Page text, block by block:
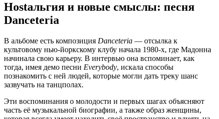
Нostальгия и новые смыслы: песня
Danceteria
В альбоме есть композиция Danceteria — отсылка к
культовому нью-йоркскому клубу начала 1980-х, где Мадонна
начинала свою карьеру. В интервью она вспоминает, как
тогда, имея демо песни Everybody, искала способы
познакомить с ней людей, которые могли дать треку шанс
зазвучать на танцполах.
Эти воспоминания о молодости и первых шагах объясняют
часть её музыкальной биографии, а также образ женщины,